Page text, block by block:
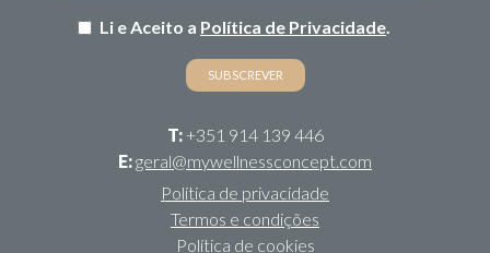
Li e Aceito a Política de Privacidade.
T:+351 914 139 446
E:geral@mywellnessconcept.com
Política de privacidade
Termos e condições
Política de cookies